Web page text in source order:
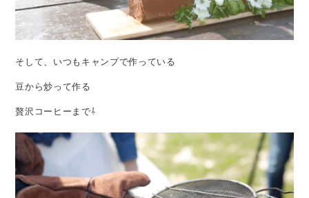
そして、いつもキャンプで作っている
豆から炒って作る
贅沢コーヒーまで⇩